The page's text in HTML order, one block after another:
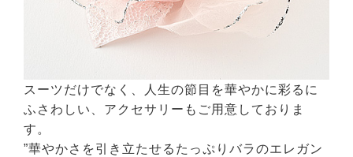
スーツだけでなく、人生の節目を華やかに彩るに
ふさわしい、アクセサリーもご用意しておりま
す。
”華やかさを引き立たせるたっぷりバラのエレガン